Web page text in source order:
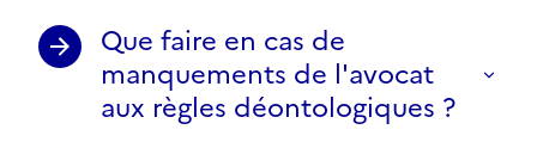
Que faire en cas de
manquements de l'avocat
aux règles déontologiques ?